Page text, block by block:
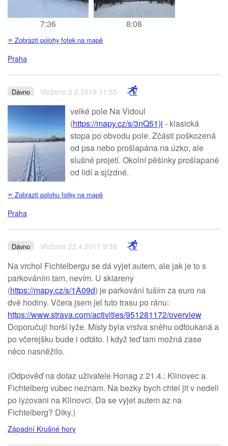
7:36 8:08
» Zobrazit polohy fotek na mapě
Praha
Dávno Vloženo 5.2.2019 11:55
velké pole Na Vidoul
(https://mapy.cz/s/3nQ51)i - klasická
stopa po obvodu pole. Zčásti poškozená
od psa nebo prošlapána na úzko, ale
slušné projetí. Okolní pěšinky prošlapané
od lidí a sjízdné.
» Zobrazit polohu fotky na mapě
Praha
Dávno Vloženo 22.4.2017 9:38
Na vrchol Fichtelbergu se dá vyjet autem, ale jak je to s
parkováním tam, nevím. U skiareny
(https://mapy.cz/s/1A09d) je parkování tuším za euro na
dvě hodiny. Včera jsem jel tuto trasu po ránu:
https://www.strava.com/activities/951281172/overview
Doporučuji horší lyže. Místy byla vrstva sněhu odfoukaná a
po včerejšku bude i odtáto. I když teď tam možná zase
něco nasněžilo.
(Odpověď na dotaz uživatele Honag z 21.4.: Klinovec a
Fichtelberg vubec neznam. Na bezky bych chtel jit v nedeli
po lyzovani na Klinovci. Da se vyjet autem az na
Fichtelberg? Diky.)
Západní Krušné hory